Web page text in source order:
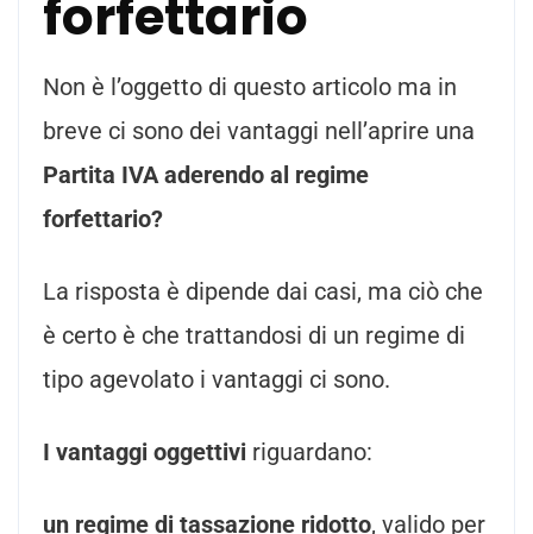
forfettario
Non è l’oggetto di questo articolo ma in
breve ci sono dei vantaggi nell’aprire una
Partita IVA aderendo al regime
forfettario?
La risposta è dipende dai casi, ma ciò che
è certo è che trattandosi di un regime di
tipo agevolato i vantaggi ci sono.
I vantaggi oggettivi riguardano:
un regime di tassazione ridotto, valido per